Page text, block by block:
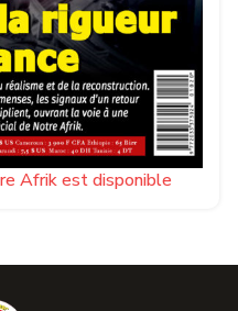
Afrik est disponible